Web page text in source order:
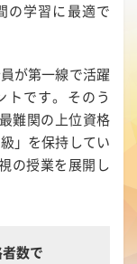
の学習に最適で
が第一線で活躍
トです。そのう
難関の上位資格
」を保持してい
の授業を展開し
数で